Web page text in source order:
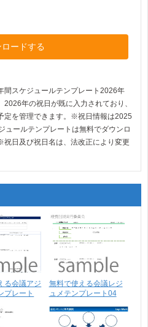
ロードする
間スケジュールテンプレート2026年
年の祝日が既に入力されており、
定を管理できます。※祝日情報は2025
ュールテンプレートは無料でダウンロ
日及び祝日名は、法改正により変更
る会議アジ
プレート
無料で使える会議レジ
ュメテンプレート04